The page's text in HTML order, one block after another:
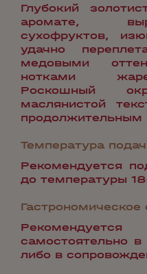
Глубокий
аромате,
сухофруктов,
удачно
медовыми
нотками
Роскошный
маслянистой
продолжительным
Температура
Рекомендуется
до температуры
самостоятельно в
либо в